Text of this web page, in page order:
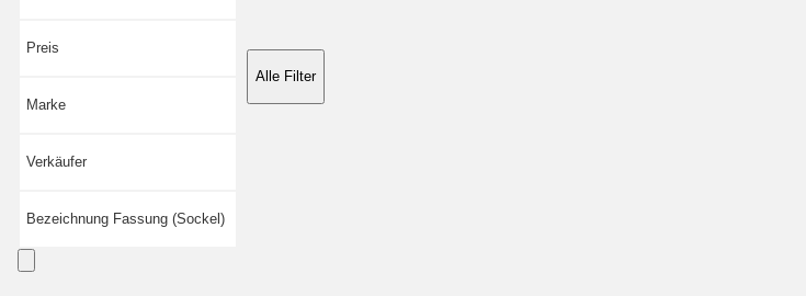
Preis
Marke
Verkäufer
Bezeichnung Fassung (Sockel)
Alle Filter